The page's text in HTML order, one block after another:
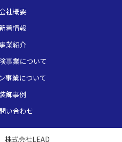
会社概要
着情報
業紹介
事業について
事業について
装飾事例
い合わせ
式会社LEAD